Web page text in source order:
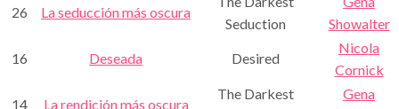
26 La seducción más oscura
Seduction
Showalter
16 Deseada Desired
Nicola
Cornick
14 La rendición más oscura
The Darkest
Gena